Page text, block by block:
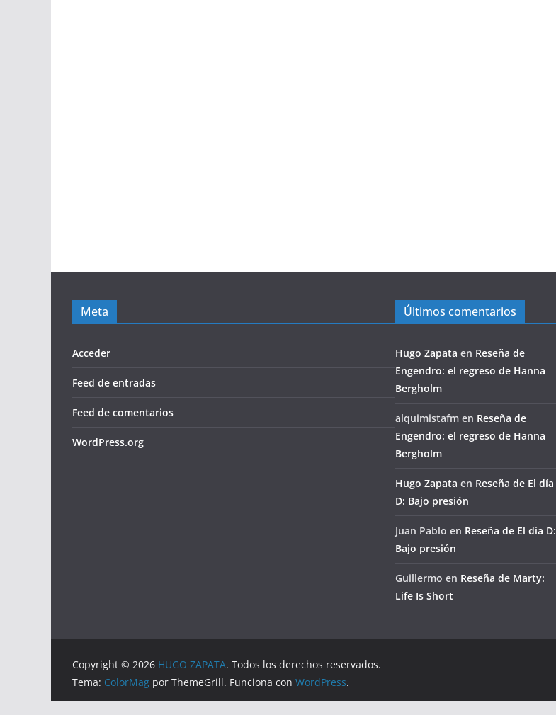
Meta
Acceder
Feed de entradas
Feed de comentarios
WordPress.org
Últimos comentarios
Hugo Zapata en Reseña de
Engendro: el regreso de Hanna
Bergholm
alquimistafm en Reseña de
Engendro: el regreso de Hanna
Bergholm
Hugo Zapata en Reseña de El día
D: Bajo presión
Juan Pablo en Reseña de El día D:
Bajo presión
Guillermo en Reseña de Marty:
Life Is Short
Copyright © 2026 HUGO ZAPATA. Todos los derechos reservados.
Tema: ColorMag por ThemeGrill. Funciona con WordPress.